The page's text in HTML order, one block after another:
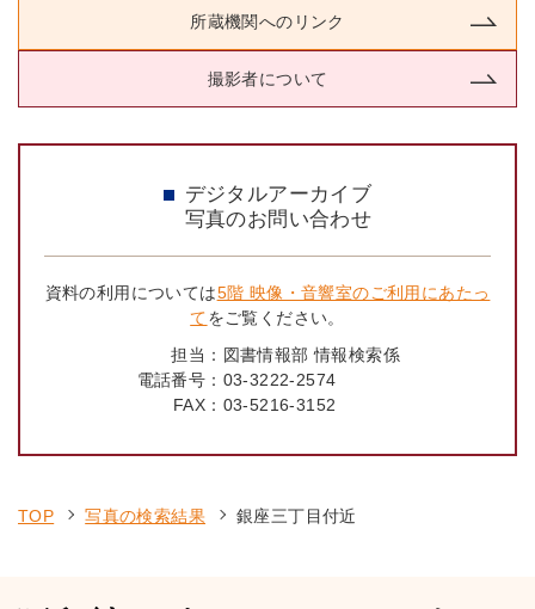
所蔵機関へのリンク
撮影者について
デジタルアーカイブ
写真のお問い合わせ
資料の利用については5階 映像・音響室のご利用にあたっ
てをご覧ください。
担当： 図書情報部 情報検索係
電話番号： 03-3222-2574
FAX： 03-5216-3152
TOP 写真の検索結果 銀座三丁目付近